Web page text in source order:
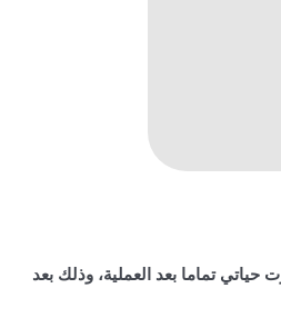
تماما بعد العملية، وذلك بعد